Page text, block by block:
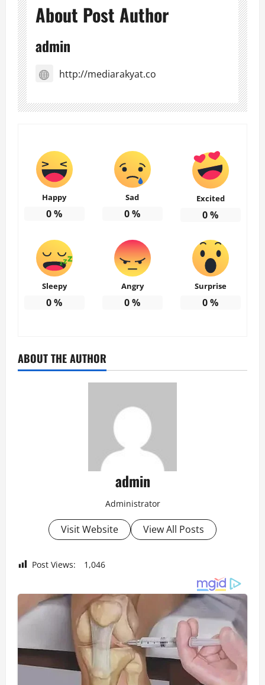
About Post Author
admin
http://mediarakyat.co
Happy
0%
Sad
0%
Excited
0%
Sleepy
0%
Angry
0%
Surprise
0%
ABOUT THE AUTHOR
admin
Administrator
Visit Website View All Posts
Post Views: 1,046